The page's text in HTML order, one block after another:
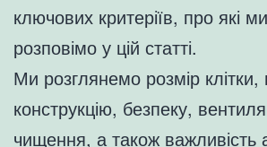
ключових критеріїв, про які
розповімо у цій статті.
Ми розглянемо розмір клітки,
конструкцію, безпеку,
чищення, а також важливість